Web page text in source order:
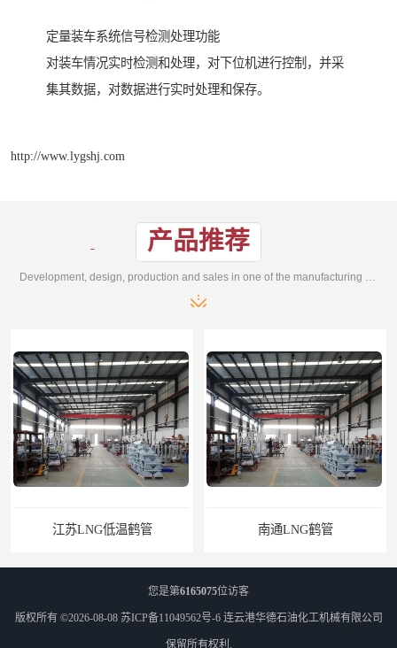
定量装车系统信号检测处理功能
对装车情况实时检测和处理，对下位机进行控制，并采
集其数据，对数据进行实时处理和保存。
http://www.lygshj.com
产品推荐
江苏LNG低温鹤管 南通LNG鹤管
您是第6165075位访客
版权所有 ©2026-08-08 苏ICP备11049562号-6 连云港华德石油化工机械有限公司
保留所有权利.